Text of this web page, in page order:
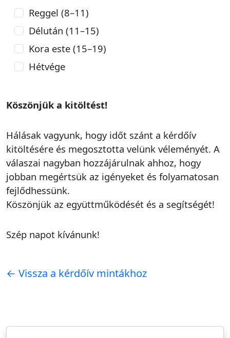
Reggel (8–11)
Délután (11–15)
Kora este (15–19)
Hétvége
Köszönjük a kitöltést!
Hálásak vagyunk, hogy időt szánt a kérdőív
kitöltésére és megosztotta velünk véleményét. A
válaszai nagyban hozzájárulnak ahhoz, hogy
jobban megértsük az igényeket és folyamatosan
fejlődhessünk.
Köszönjük az együttműködését és a segítségét!
Szép napot kívánunk!
← Vissza a kérdőív mintákhoz